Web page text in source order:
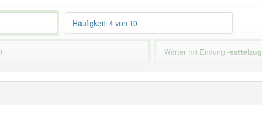
Häufigkeit: 4 von 10
Wörter mit Endung-sattelzug
den Artikel korrekt erraten.